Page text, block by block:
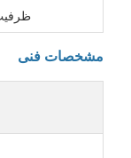
ظرفیت
مشخصات فنی